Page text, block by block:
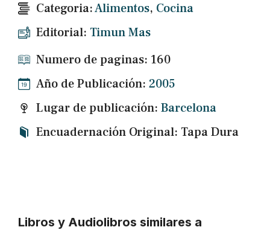
Categoria:Alimentos, Cocina
Editorial: Timun Mas
Numero de paginas: 160
Año de Publicación: 2005
Lugar de publicación: Barcelona
Encuadernación Original: Tapa Dura
Libros y Audiolibros similares a